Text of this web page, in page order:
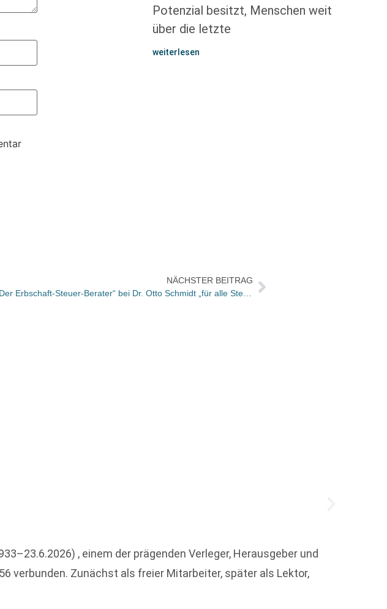
Potenzial besitzt, Menschen weit
über die letzte
weiterlesen
NÄCHSTER BEITRAG
Neu: „Der Erbschaft-Steuer-Berater“ bei Dr. Otto Schmidt „für alle Steuerfragen zwischen Himmel und Erde“
, einem der prägenden Verleger, Herausgeber und
verbunden. Zunächst als freier Mitarbeiter, später als Lektor,